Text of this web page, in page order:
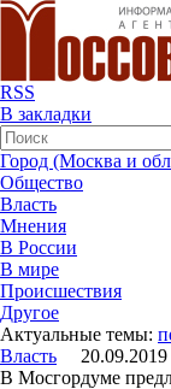
RSS
В закладки
Город (Москва и
Общество
Власть
Мнения
В России
В мире
Происшествия
Другое
Актуальные темы:
Власть 20.09.2019
В Мосгордуме